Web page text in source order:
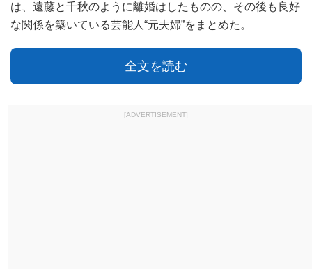
は、遠藤と千秋のように離婚はしたものの、その後も良好
な関係を築いている芸能人“元夫婦”をまとめた。
全文を読む
[ADVERTISEMENT]